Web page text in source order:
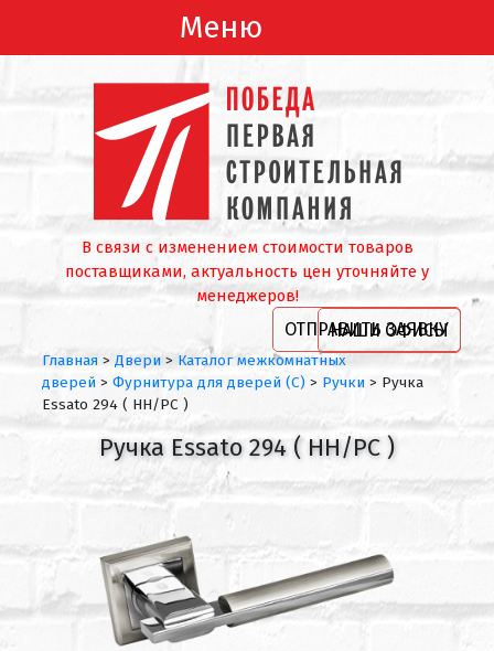
Меню
В связи с изменением стоимости товаров
поставщиками, актуальность цен уточняйте у
менеджеров!
ОТПРАВИТЬ ЗАЯВКУ
НАШИ ОФИСЫ
Главная > Двери > Каталог межкомнатных
дверей > Фурнитура для дверей (С) > Ручки > Ручка
Essato 294 ( HH/PC )
Ручка Essato 294 ( HH/PC )